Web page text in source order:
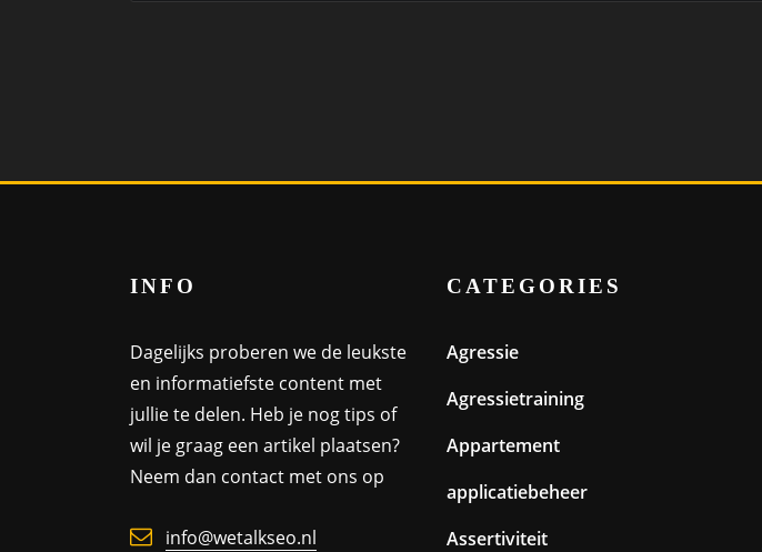
INFO
Dagelijks proberen we de leukste
en informatiefste content met
jullie te delen. Heb je nog tips of
wil je graag een artikel plaatsen?
Neem dan contact met ons op
info@wetalkseo.nl
CATEGORIES
Agressie
Agressietraining
Appartement
applicatiebeheer
Assertiviteit